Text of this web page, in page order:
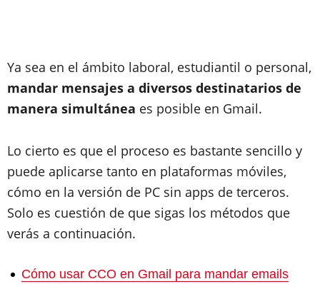
Ya sea en el ámbito laboral, estudiantil o personal,
mandar mensajes a diversos destinatarios de
manera simultánea es posible en Gmail.
Lo cierto es que el proceso es bastante sencillo y
puede aplicarse tanto en plataformas móviles,
cómo en la versión de PC sin apps de terceros.
Solo es cuestión de que sigas los métodos que
verás a continuación.
Cómo usar CCO en Gmail para mandar emails